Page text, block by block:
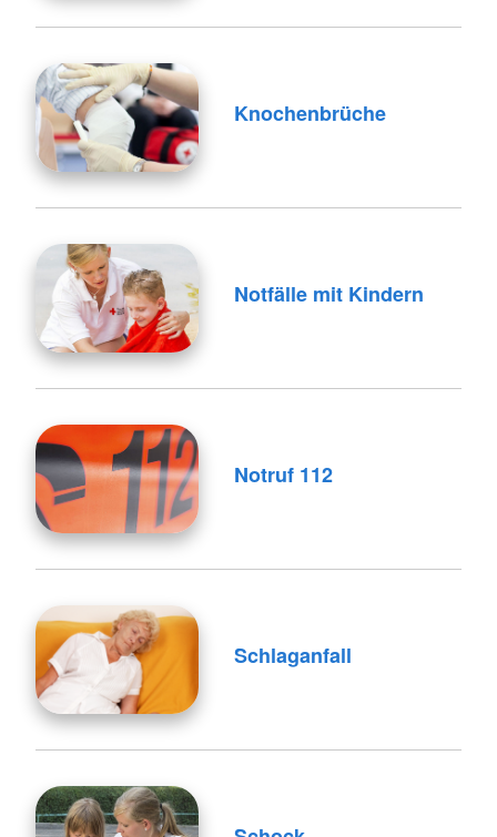
Knochenbrüche
Notfälle mit Kindern
Notruf 112
Schlaganfall